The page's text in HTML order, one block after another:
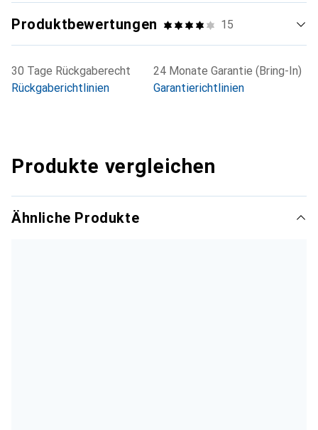
Produktbewertungen 15
30 Tage Rückgaberecht
Rückgaberichtlinien
24 Monate Garantie (Bring-In)
Garantierichtlinien
Produkte vergleichen
Ähnliche Produkte